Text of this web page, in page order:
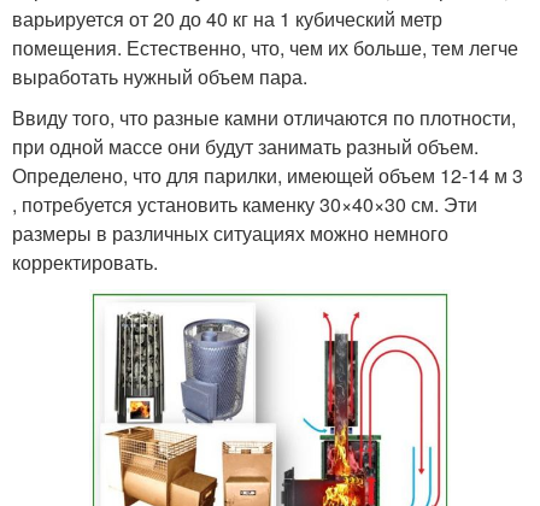
варьируется от 20 до 40 кг на 1 кубический метр
помещения. Естественно, что, чем их больше, тем легче
выработать нужный объем пара.
Ввиду того, что разные камни отличаются по плотности,
при одной массе они будут занимать разный объем.
Определено, что для парилки, имеющей объем 12-14 м 3
, потребуется установить каменку 30×40×30 см. Эти
размеры в различных ситуациях можно немного
корректировать.